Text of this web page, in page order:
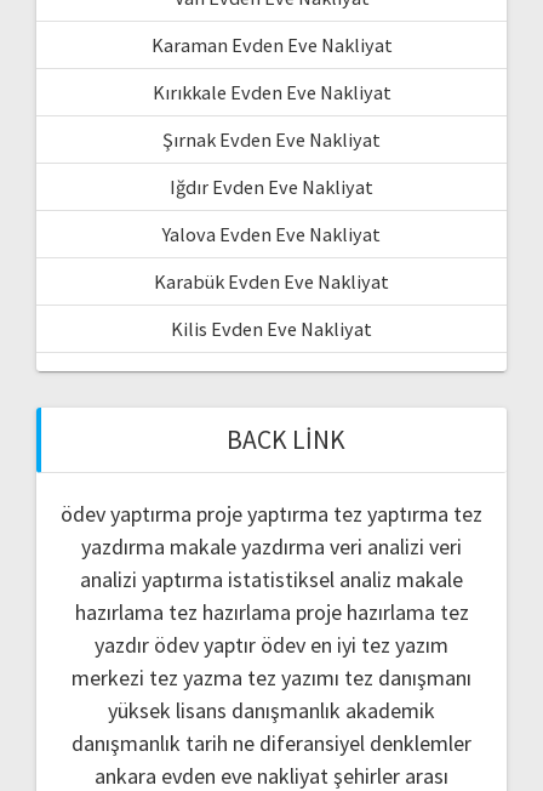
Karaman Evden Eve Nakliyat
Kırıkkale Evden Eve Nakliyat
Şırnak Evden Eve Nakliyat
Iğdır Evden Eve Nakliyat
Yalova Evden Eve Nakliyat
Karabük Evden Eve Nakliyat
Kilis Evden Eve Nakliyat
BACK LINK
ödev yaptırma proje yaptırma tez yaptırma tez
yazdırma makale yazdırma veri analizi veri
analizi yaptırma istatistiksel analiz makale
hazırlama tez hazırlama proje hazırlama tez
yazdır ödev yaptır ödev en iyi tez yazım
merkezi tez yazma tez yazımı tez danışmanı
yüksek lisans danışmanlık akademik
danışmanlık tarih ne diferansiyel denklemler
ankara evden eve nakliyatşehirler arası